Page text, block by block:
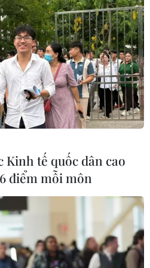
nghi bị đột
liệu: Bộ Y
toàn diện
dự phòng
2030
y tế đến
tế quốc dân cao
điểm mỗi môn